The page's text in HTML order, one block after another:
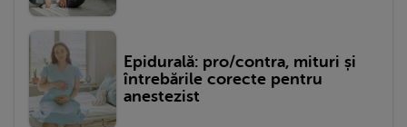
Epidurală: pro/contra, mituri și
întrebările corecte pentru
anestezist